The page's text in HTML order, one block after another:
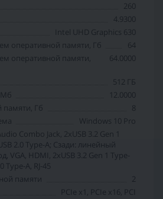
260
4.9300
Intel UHD Graphics 630
оперативной памяти, Гб
64
оперативной памяти,
64.0000
512 ГБ
12.0000
Гб
8
Windows 10 Pro
Combo Jack, 2xUSB 3.2 Gen 1
2.0 Type-A; Сзади: линейный
VGA, HDMI, 2xUSB 3.2 Gen 1 Type-
Type-A, RJ-45
памяти
2
PCIe x1, PCIe x16, PCI